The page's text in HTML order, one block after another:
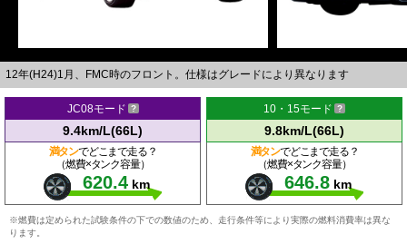
12年(H24)1月、FMC時のフロント。仕様はグレードにより異なります
JC08モード
9.4km/L(66L)
満タンでどこまで走る？
（燃費×タンク容量）
620.4 km
10・15モード
9.8km/L(66L)
満タンでどこまで走る？
（燃費×タンク容量）
646.8 km
※燃費は定められた試験条件の下での数値のため、走行条件等により実際の燃料消費率は異な
ります。